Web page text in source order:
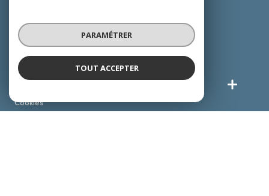
Admin
Politique RGPD
Cookies
PARAMÉTRER
TOUT ACCEPTER